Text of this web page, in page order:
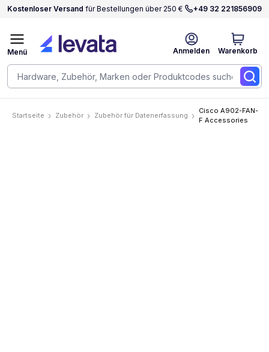
Kostenloser Versand für Bestellungen über 250 € +49 32 221856909
Anmelden Warenkorb
Menü
Startseite Zubehör Zubehör für Datenerfassung
Cisco A902-FAN-
F Accessories